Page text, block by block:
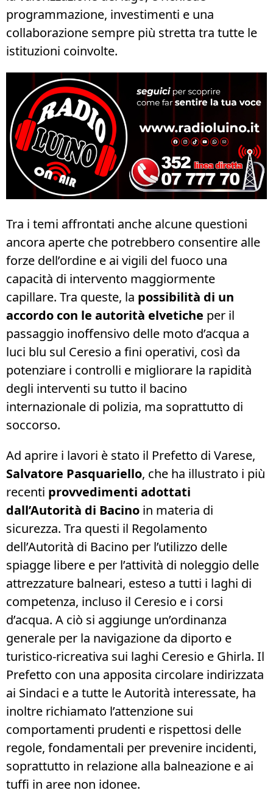
programmazione, investimenti e una
collaborazione sempre più stretta tra tutte le
istituzioni coinvolte.
Tra i temi affrontati anche alcune questioni
ancora aperte che potrebbero consentire alle
forze dell’ordine e ai vigili del fuoco una
capacità di intervento maggiormente
capillare. Tra queste, la possibilità di un
accordo con le autorità elvetiche per il
passaggio inoffensivo delle moto d’acqua a
luci blu sul Ceresio a fini operativi, così da
potenziare i controlli e migliorare la rapidità
degli interventi su tutto il bacino
internazionale di polizia, ma soprattutto di
soccorso.
Ad aprire i lavori è stato il Prefetto di Varese,
Salvatore Pasquariello, che ha illustrato i più
recenti provvedimenti adottati
dall’Autorità di Bacino in materia di
sicurezza. Tra questi il Regolamento
dell’Autorità di Bacino per l’utilizzo delle
spiagge libere e per l’attività di noleggio delle
attrezzature balneari, esteso a tutti i laghi di
competenza, incluso il Ceresio e i corsi
d’acqua. A ciò si aggiunge un’ordinanza
generale per la navigazione da diporto e
turistico-ricreativa sui laghi Ceresio e Ghirla. Il
Prefetto con una apposita circolare indirizzata
ai Sindaci e a tutte le Autorità interessate, ha
inoltre richiamato l’attenzione sui
comportamenti prudenti e rispettosi delle
regole, fondamentali per prevenire incidenti,
soprattutto in relazione alla balneazione e ai
tuffi in aree non idonee.